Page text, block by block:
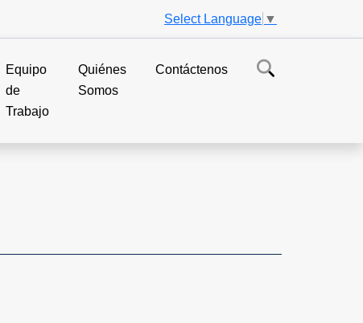
Select Language ▼
Equipo
de
Trabajo
Quiénes
Somos
Contáctenos